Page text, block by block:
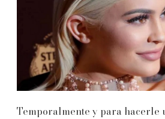
Temporalmente y para hacerle